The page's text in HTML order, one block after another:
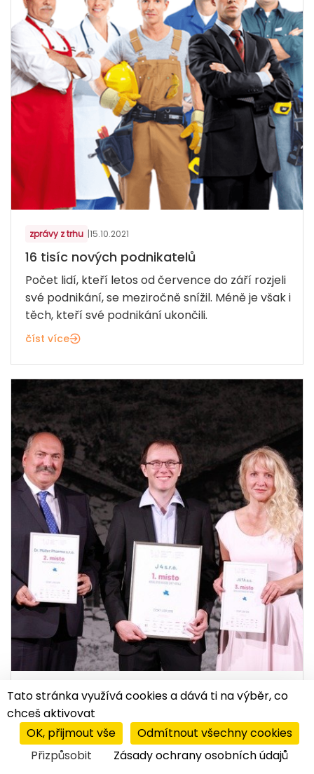
zprávy z trhu |15.10.2021
16 tisíc nových podnikatelů
Počet lidí, kteří letos od července do září rozjeli
své podnikání, se meziročně snížil. Méně je však i
těch, kteří své podnikání ukončili.
číst více
zprávy z trhu |04.09.2020
Vítěze Ocenění Českých lídrů poznáme v
listopadu
Projekt Ocenění Českých Lídrů vstoupil do
Tato stránka využívá cookies a dává ti na výběr, co
chceš aktivovat
OK, přijmout vše
Odmítnout všechny cookies
Přizpůsobit
Zásady ochrany osobních údajů